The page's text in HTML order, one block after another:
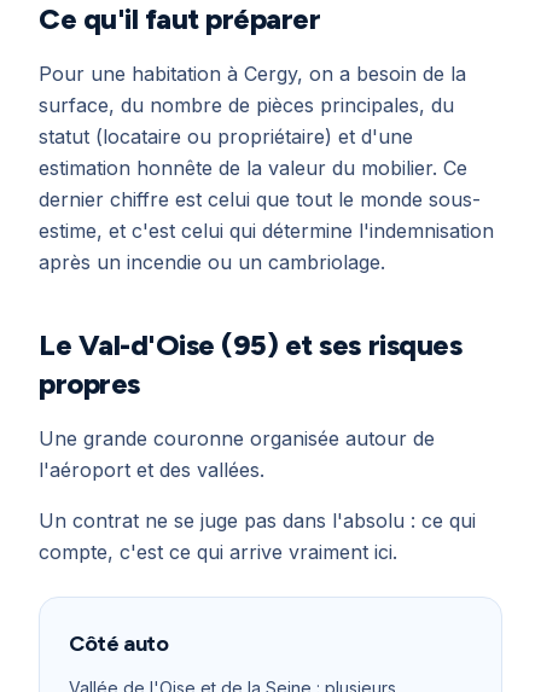
Ce qu'il faut préparer
Pour une habitation à Cergy, on a besoin de la
surface, du nombre de pièces principales, du
statut (locataire ou propriétaire) et d'une
estimation honnête de la valeur du mobilier. Ce
dernier chiffre est celui que tout le monde sous-
estime, et c'est celui qui détermine l'indemnisation
après un incendie ou un cambriolage.
Le Val-d'Oise (95) et ses risques
propres
Une grande couronne organisée autour de
l'aéroport et des vallées.
Un contrat ne se juge pas dans l'absolu : ce qui
compte, c'est ce qui arrive vraiment ici.
Côté auto
Vallée de l'Oise et de la Seine : plusieurs